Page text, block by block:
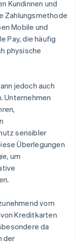
Kundinnen und
Zahlungsmethode
Mobile und
Pay, die häufig
physische
jedoch auch
Unternehmen
sensibler
Überlegungen
um
vom
Kreditkarten
da
der